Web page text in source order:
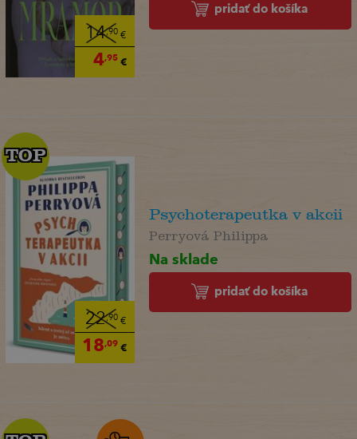
14,90€
4,95€
pridať do košíka
22,90€
18,09€
TOP
TOP
Psychoterapeutka v akcii
Perryová Philippa
Na sklade
pridať do košíka